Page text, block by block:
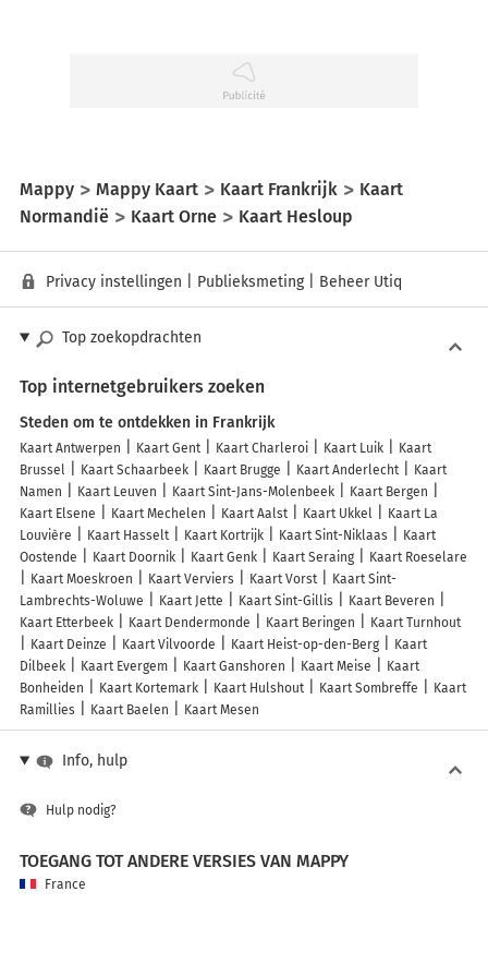
Mappy Mappy Kaart Kaart Frankrijk
Kaart
Normandië
Kaart Orne Kaart Hesloup
Privacy instellingen Publieksmeting| Beheer Utiq
Top zoekopdrachten
Top internetgebruikers zoeken
Steden om te ontdekken in Frankrijk
Kaart Antwerpen Kaart Gent Kaart Charleroi Kaart Luik
Kaart
Brussel
Kaart Schaarbeek Kaart Brugge Kaart Anderlecht
Kaart
Namen
Kaart Leuven Kaart Sint-Jans-Molenbeek
Kaart Bergen
Kaart Elsene
Kaart Mechelen Kaart Aalst Kaart Ukkel
Kaart La
Louvière
Kaart Hasselt Kaart Kortrijk Kaart Sint-Niklaas
Kaart
Oostende
Kaart Doornik Kaart Genk Kaart Seraing
Kaart Roeselare
Kaart Moeskroen
Kaart Verviers Kaart Vorst
Kaart Sint-
Lambrechts-Woluwe
Kaart Jette Kaart Sint-Gillis
Kaart Beveren
Kaart Etterbeek
Kaart Dendermonde Kaart Beringen
Kaart Turnhout
Kaart Deinze
Kaart Vilvoorde Kaart Heist-op-den-Berg
Kaart
Dilbeek
Kaart Evergem Kaart Ganshoren Kaart Meise
Kaart
Bonheiden
Kaart Kortemark Kaart Hulshout Kaart Sombreffe
Kaart
Ramillies
Kaart Baelen Kaart Mesen
Info, hulp
Hulp nodig?
TOEGANG TOT ANDERE VERSIES VAN MAPPY
France